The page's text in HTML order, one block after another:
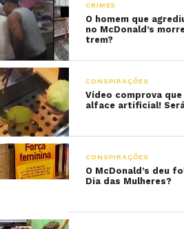
CRIMES
O homem que
no McDonald’s
trem?
CONSPIRAÇÕES
Vídeo comprova que
alface artificial!
CONSPIRAÇÕES
O McDonald’s deu
Dia das Mulheres?